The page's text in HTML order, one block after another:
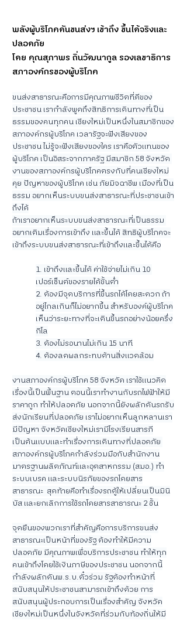
พลังผู้บริโภคดันขนส่งฯ เข้าถึง ขึ้นได้จริงและ
ปลอดภัย
โดย คุณสุภาพร ถิ่นวัฒนากูล รองเลขาธิการ
สภาองค์กรของผู้บริโภค
ขนส่งสาธารณะคือการมีคุณภาพชีวิตที่ดีของ
ประชาชน เรากำลังพูดถึงสิทธิการเดินทางที่เป็น
ธรรมของคนทุกคน เชียงใหม่เป็นหนึ่งในสมาชิกของ
สภาองค์กรผู้บริโภค เวลารัฐจะฟังเสียงของ
ประชาชน ไม่รู้จะฟังเสียงของใคร เราคือตัวแทนของ
ผู้บริโภค เป็นอิสระจากภาครัฐ มีสมาชิก 58 จังหวัด
งานของสภาองค์กรผู้บริโภคตรงกับที่คนเชียงใหม่
คุย ปัญหาของผู้บริโภค เช่น ภัยมิจฉาชีพ เมืองที่เป็น
ธรรม อยากเห็นระบบขนส่งสาธารณะที่ประชาชนเข้า
ถึงได้
ถ้าเราอยากเห็นระบบขนส่งสาธารณะที่เป็นธรรม
อยากเติมเรื่องการเข้าถึง และขึ้นได้ สิทธิผู้บริโภคจะ
เข้าถึงระบบขนส่งสาธารณะที่เข้าถึงและขึ้นได้คือ
1. เข้าถึงและขึ้นได้ ค่าใช้จ่ายไม่เกิน 10
เปอร์เซ็นต์ของรายได้ขั้นต่ำ
2. ต้องมีจุดบริการที่ขึ้นรถได้โดยสะดวก ถ้า
อยู่ไกลเกินก็ไม่อยากขึ้น สำหรับองค์ผู้บริโภค
เห็นว่าระยะทางที่จะเดินขึ้นรถอย่างน้อยครึ่ง
กิโล
3. ต้องไม่รอนานไม่เกิน 15 นาที
4. ต้องลดผลกระทบด้านสิ่งแวดล้อม
งานสภาองค์กรผู้บริโภค 58 จังหวัด เราใช้แนวคิด
เรื่องนี้เป็นพื้นฐาน ตอนนี้เราทำงานกับรถไฟฟ้าให้มี
ราคาถูก ทำให้ปลอดภัย นอกจากนี้ยังผลักดันรถรับ
ส่งนักเรียนที่ปลอดภัย เราไม่อยากเห็นลูกหลานเรา
มีปัญหา จังหวัดเชียงใหม่เรามีโรงเรียนสารภี
เป็นต้นแบบและทำเรื่องการเดินทางที่ปลอดภัย
สภาองค์กรผู้บริโภคกำลังร่วมมือกับสำนักงาน
มาตรฐานผลิตภัณฑ์และอุตสาหกรรม (สมอ.) ทำ
ระบบเบรค และระบบนิรภัยของรถโดยสาร
สาธารณะ  สุดท้ายคือทำเรื่องรถตู้ให้เปลี่ยนเป็นมินิ
บัส และยกเลิกการใช้รถโดยสารสาธารณะ 2 ชั้น
จุดยืนของพวกเราที่สำคัญคือการบริการขนส่ง
สาธารณะเป็นหน้าที่ของรัฐ ต้องทำให้มีความ
ปลอดภัย มีคุณภาพเพื่อบริการประชาชน ทำให้ทุก
คนเข้าถึงโดยใช้เงินภาษีของประชาชน นอกจากนี้
กำลังผลักดันพ.ร.บ.ตั๋วร่วม รัฐต้องทำหน้าที่
สนับสนุนให้ประชาชนสามารถเข้าถึงด้วย การ
สนับสนุนผู้ประกอบการเป็นเรื่องสำคัญ จังหวัด
เชียงใหม่เป็นหนึ่งในจังหวัดที่ร่วมกับท้องถิ่นให้มี